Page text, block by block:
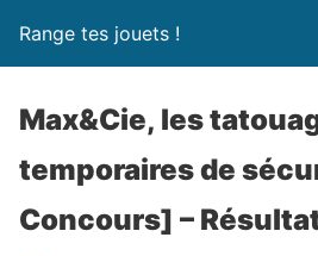
Range tes jouets !
Max&Cie, les
temporaires de
Concours] –